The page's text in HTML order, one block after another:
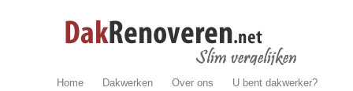
Home Dakwerken Over ons U bent dakwerker?